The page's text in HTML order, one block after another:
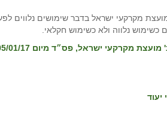
מקרקעי ישראל בדבר שימושים נלווים
כשימוש נלווה ולא כשימוש חקלאי.
יעוד